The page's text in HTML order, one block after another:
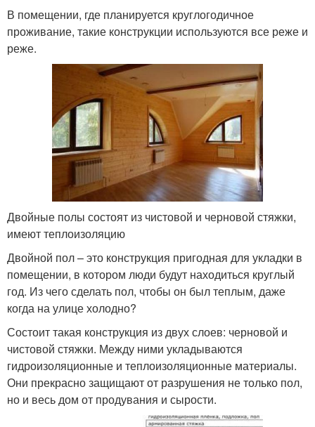
В помещении, где планируется круглогодичное
проживание, такие конструкции используются все реже и
реже.
Двойные полы состоят из чистовой и черновой стяжки,
имеют теплоизоляцию
Двойной пол – это конструкция пригодная для укладки в
помещении, в котором люди будут находиться круглый
год. Из чего сделать пол, чтобы он был теплым, даже
когда на улице холодно?
Состоит такая конструкция из двух слоев: черновой и
чистовой стяжки. Между ними укладываются
гидроизоляционные и теплоизоляционные материалы.
Они прекрасно защищают от разрушения не только пол,
но и весь дом от продувания и сырости.